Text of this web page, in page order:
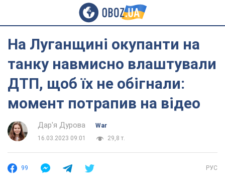
На Луганщині окупанти на
танку навмисно влаштували
ДТП, щоб їх не обігнали:
момент потрапив на відео
Дар'я Дурова
War
16.03.2023 09:01
29,8 т.
99 РУС